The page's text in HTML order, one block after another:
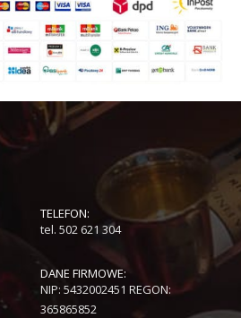
TELEFON:
tel. 502 621 304
DANE FIRMOWE:
NIP: 5432002451 REGON:
365865852